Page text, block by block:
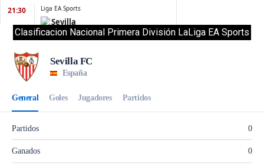
Clasificacion Nacional Primera División LaLiga EA Sports